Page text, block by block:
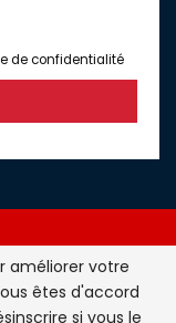
de confidentialité
la France et du
améliorer votre
êtes d'accord
si vous le